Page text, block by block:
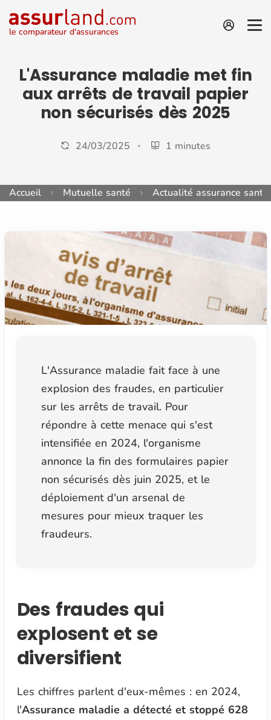
le comparateur d'assurances
L'Assurance maladie met fin
aux arrêts de travail papier
non sécurisés dès 2025
24/03/2025 1 minutes
Accueil Mutuelle santé Actualité assurance santé
L'Assurance maladie fait face à une
explosion des fraudes, en particulier
sur les arrêts de travail. Pour
répondre à cette menace qui s'est
intensifiée en 2024, l'organisme
annonce la fin des formulaires papier
non sécurisés dès juin 2025, et le
déploiement d'un arsenal de
mesures pour mieux traquer les
fraudeurs.
Des fraudes qui
explosent et se
diversifient
Les chiffres parlent d'eux-mêmes : en 2024,
l'Assurance maladie a détecté et stoppé 628